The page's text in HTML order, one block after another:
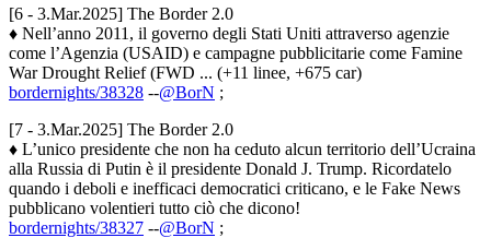
[6 - 3.Mar.2025] The Border 2.0
♦ Nell’anno 2011, il governo degli Stati Uniti attraverso agenzie
come l’Agenzia (USAID) e campagne pubblicitarie come Famine
War Drought Relief (FWD ... (+11 linee, +675 car)
bordernights/38328 --@BorN ;
[7 - 3.Mar.2025] The Border 2.0
♦ L’unico presidente che non ha ceduto alcun territorio dell’Ucraina
alla Russia di Putin è il presidente Donald J. Trump. Ricordatelo
quando i deboli e inefficaci democratici criticano, e le Fake News
pubblicano volentieri tutto ciò che dicono!
bordernights/38327 --@BorN ;